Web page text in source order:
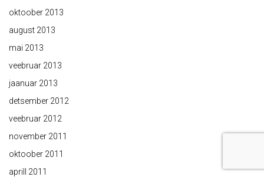
oktoober 2013
august 2013
mai 2013
veebruar 2013
jaanuar 2013
detsember 2012
veebruar 2012
november 2011
oktoober 2011
aprill 2011